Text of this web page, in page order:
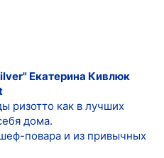
Екатерина Кивлюк
ризотто как в лучших
дома.
повара и из привычных